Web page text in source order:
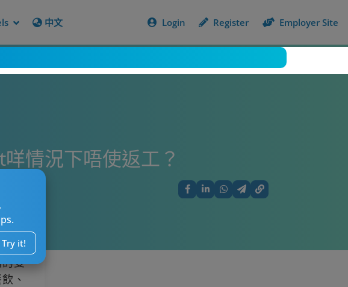
中文 Login Register Employer Site
Try it!
情況下唔使返工？
雖
雙
、